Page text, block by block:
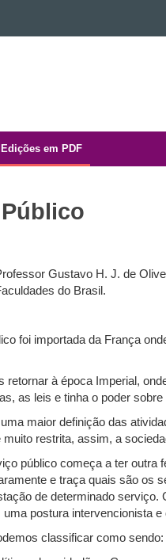
Edições em PDF
Gustavo H. J. de
do Brasil.
foi importada da França
à época Imperial,
as leis e tinha o poder sobre
maior definição das
restrita, assim, a
público começa a ter
e traça quais são
de determinado
postura intervencionista e
classificar como sendo: